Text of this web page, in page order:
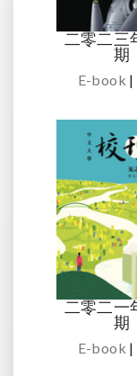
二零二三
期
E-book |
二零二一
期
E-book |